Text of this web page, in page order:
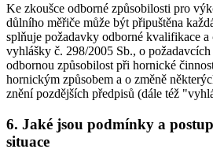
Ke zkoušce odborné způsobilosti pro
důlního měřiče může být připuštěna
splňuje požadavky odborné kvalifikace a
vyhlášky č. 298/2005 Sb., o
odbornou způsobilost při hornické
hornickým způsobem a o změně
znění pozdějších předpisů (dále též
6. Jaké jsou podmínky a
situace